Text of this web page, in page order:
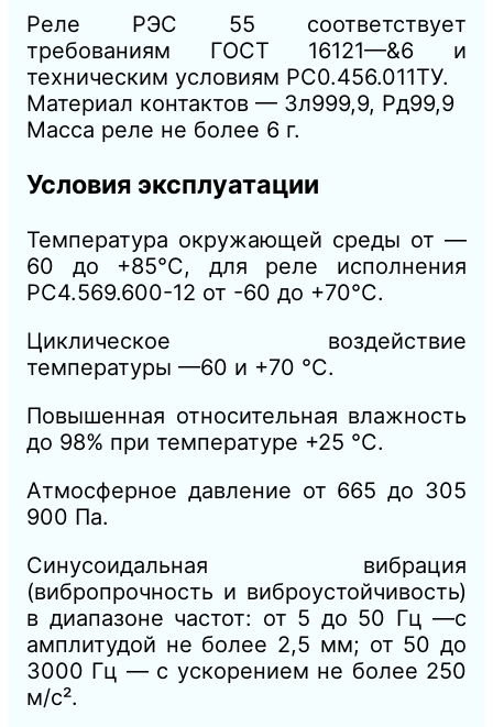
Реле РЭС 55 соответствует
требованиям ГОСТ 16121—&6 и
техническим условиям РС0.456.011ТУ.
Материал контактов — Зл999,9, Рд99,9
Масса реле не более 6 г.
Условия эксплуатации
Температура окружающей среды от —
60 до +85°С, для реле исполнения
РС4.569.600-12 от -60 до +70°С.
Циклическое воздействие
температуры —60 и +70 °С.
Повышенная относительная влажность
до 98% при температуре +25 °С.
Атмосферное давление от 665 до 305
900 Па.
Синусоидальная вибрация
(вибропрочность и виброустойчивость)
в диапазоне частот: от 5 до 50 Гц —с
амплитудой не более 2,5 мм; от 50 до
3000 Гц — с ускорением не более 250
м/с².